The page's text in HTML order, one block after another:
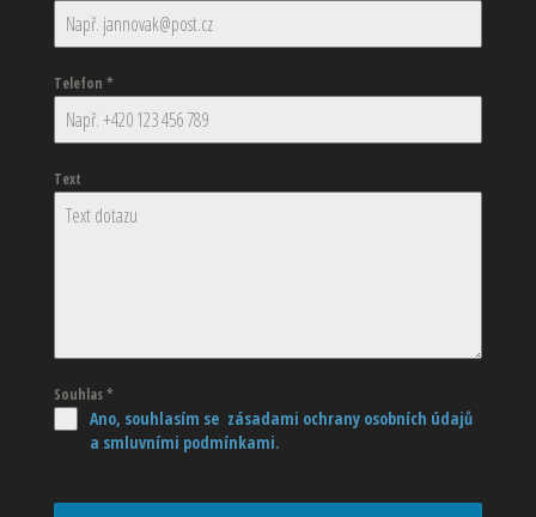
Telefon *
Text
Souhlas*
Ano, souhlasím se zásadami ochrany osobních údajů
a smluvními podmínkami.